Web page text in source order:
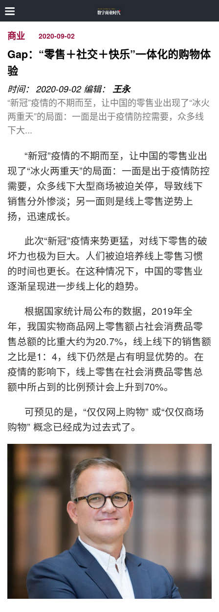
商业 2020-09-02
Gap：“零售＋社交＋快乐”一体化的购物体
验
时间： 2020-09-02 编辑： 王永
“新冠”疫情的不期而至，让中国的零售业出现了“冰火
两重天”的局面：一面是出于疫情防控需要，众多线
下大...
“新冠”疫情的不期而至，让中国的零售业出
现了“冰火两重天”的局面：一面是出于疫情防控
需要，众多线下大型商场被迫关停，导致线下
销售分外惨淡；另一面则是线上零售逆势上
扬，迅速成长。
此次“新冠”疫情来势更猛，对线下零售的破
坏力也极为巨大。人们被迫培养线上零售习惯
的时间也更长。在这种情况下，中国的零售业
逐渐呈现进一步线上化的趋势。
根据国家统计局公布的数据，2019年全
年，我国实物商品网上零售额占社会消费品零
售总额的比重大约为20.7%，线上线下的销售额
之比是1：4，线下仍然是占有明显优势的。在
疫情的影响下，线上零售在社会消费品零售总
额中所占到的比例预计会上升到70%。
可预见的是，“仅仅网上购物” 或“仅仅商场
购物” 概念已经成为过去式了。